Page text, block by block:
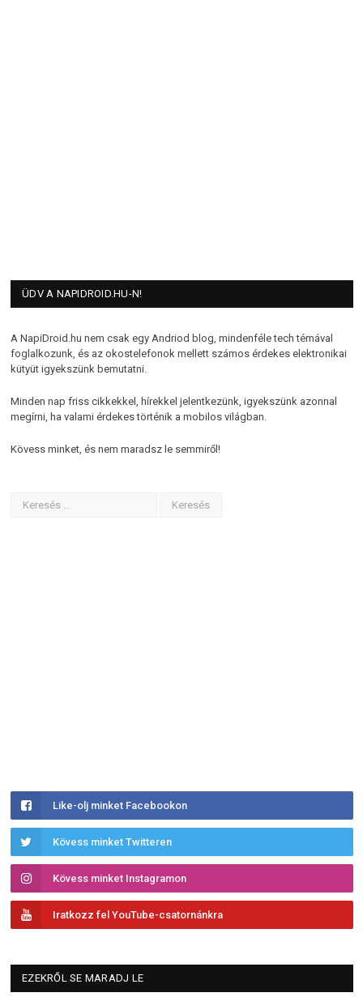
ÜDV A NAPIDROID.HU-N!
A NapiDroid.hu nem csak egy Andriod blog, mindenféle tech témával
foglalkozunk, és az okostelefonok mellett számos érdekes elektronikai
kütyüt igyekszünk bemutatni.
Minden nap friss cikkekkel, hírekkel jelentkezünk, igyekszünk azonnal
megírni, ha valami érdekes történik a mobilos világban.
Kövess minket, és nem maradsz le semmiről!
Like-olj minket Facebookon
Kövess minket Twitteren
Kövess minket Instagramon
Iratkozz fel YouTube-csatornánkra
EZEKRŐL SE MARADJ LE